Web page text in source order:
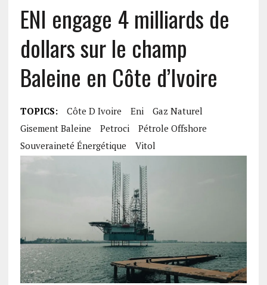
ENI engage 4 milliards de
dollars sur le champ
Baleine en Côte d’Ivoire
TOPICS: Côte D Ivoire Eni
Gaz Naturel
Gisement Baleine
Petroci
Pétrole Offshore
Souveraineté Énergétique
Vitol